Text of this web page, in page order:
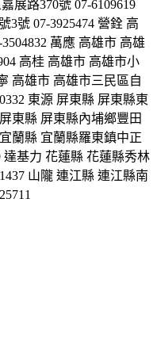
展路370號 07-6109619
3號 07-3925474 營銓 高
萬應 高雄市 高雄
高桂 高雄市 高雄市小
高雄市 高雄市三民區自
東源 屏東縣 屏東縣東
東縣 屏東縣內埔鄉豐田
蘭縣 宜蘭縣羅東鎮中正
達基力 花蓮縣 花蓮縣秀林
山隴 連江縣 連江縣南